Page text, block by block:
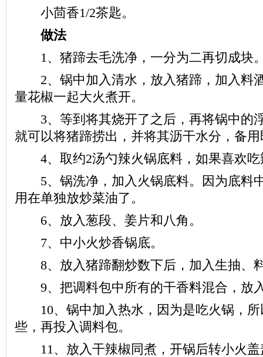
小茴香1/2茶匙。
做法
1、猪蹄去毛洗净，一分为二再切成块
2、锅中加入清水，放入猪蹄，加入料
量花椒一起大火煮开。
3、等到将其烧开了之后，再将锅中的
就可以将猪蹄捞出，并将其沥干水分，备
4、取约2汤勺辣火锅底料，如果喜欢吃
5、锅洗净，加入火锅底料。因为底料
用在单独放炒菜油了。
6、放入葱段、姜片和八角。
7、中小火炒香锅底。
8、放入猪蹄翻炒数下后，加入生抽、
9、把调料包中所有的干香料混合，放
10、锅中加入热水，因为是吃火锅，所
些，再投入调料包。
11、放入干辣椒同煮，开锅后转小火盖